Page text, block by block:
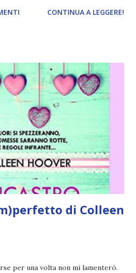
Ben per la prima volta. È un
che le ha lasciato cicatrici su gran
di continuare la sua carriera
previsione, la conoscenza tra i due
di più, ma Fallon sta per
tempo solo per il rimpianto.
quell’inevitabile
allora che scriverà un
di ritrovarsi il 9
fino a ch...
CONTINUA A LEGGERE!
di Colleen
per una volta non mi lamenterò.